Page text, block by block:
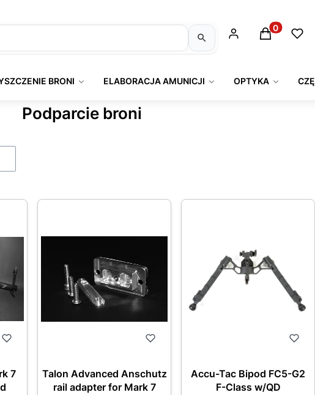
Produkty
BRONI ELABORACJA AMUNICJI OPTYKA
Podparcie broni
7
Talon Advanced Anschutz
rail adapter for Mark 7
Accu-Tac Bipod FC5-G2
F-Class w/QD